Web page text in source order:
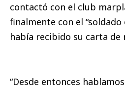
contactó con el club
finalmente con el “soldado
había recibido su carta de
“Desde entonces